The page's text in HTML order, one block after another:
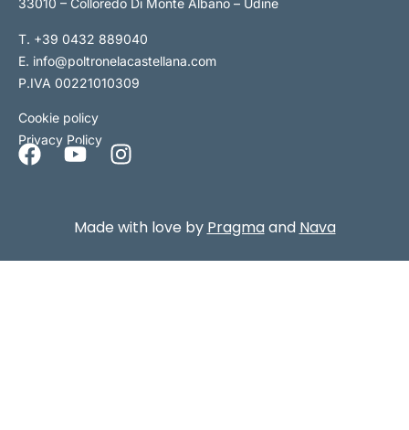
33010 – Colloredo Di Monte Albano – Udine
T. +39 0432 889040
E. info@poltronelacastellana.com
P.IVA 00221010309
Cookie policy
Privacy Policy
Made with love by Pragmaand Nava